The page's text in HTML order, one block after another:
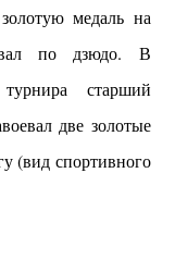
медаль на
по дзюдо. В
старший
две золотые
(вид спортивного